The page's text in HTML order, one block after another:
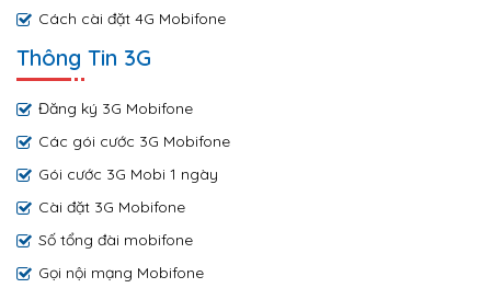
Cách cài đặt 4G Mobifone
Thông Tin 3G
Đăng ký 3G Mobifone
Các gói cước 3G Mobifone
Gói cước 3G Mobi 1 ngày
Cài đặt 3G Mobifone
Số tổng đài mobifone
Gọi nội mạng Mobifone